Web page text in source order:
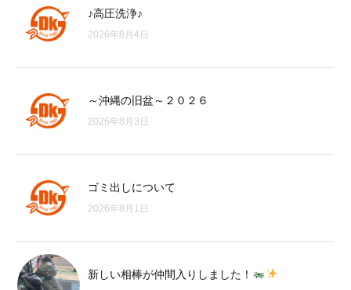
♪高圧洗浄♪
2026年8月4日
～沖縄の旧盆～２０２６
2026年8月3日
ゴミ出しについて
2026年8月1日
新しい相棒が仲間入りしました！